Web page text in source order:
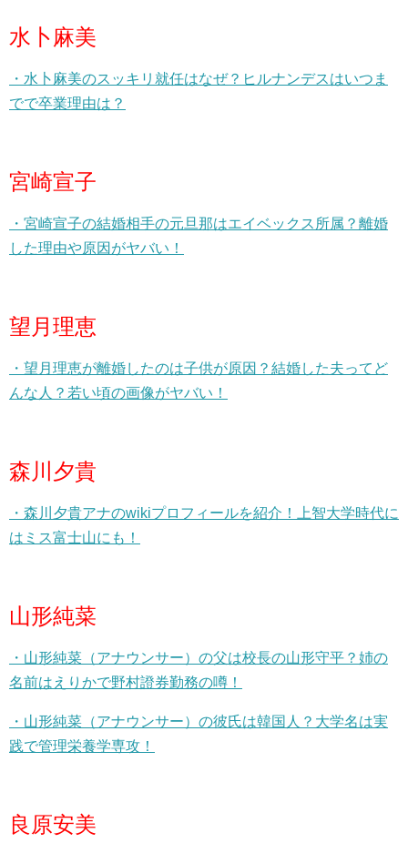
水卜麻美
・水卜麻美のスッキリ就任はなぜ？ヒルナンデスはいつま
でで卒業理由は？
宮崎宣子
・宮崎宣子の結婚相手の元旦那はエイベックス所属？離婚
した理由や原因がヤバい！
望月理恵
・望月理恵が離婚したのは子供が原因？結婚した夫ってど
んな人？若い頃の画像がヤバい！
森川夕貴
・森川夕貴アナのwikiプロフィールを紹介！上智大学時代に
はミス富士山にも！
山形純菜
・山形純菜（アナウンサー）の父は校長の山形守平？姉の
名前はえりかで野村證券勤務の噂！
・山形純菜（アナウンサー）の彼氏は韓国人？大学名は実
践で管理栄養学専攻！
良原安美